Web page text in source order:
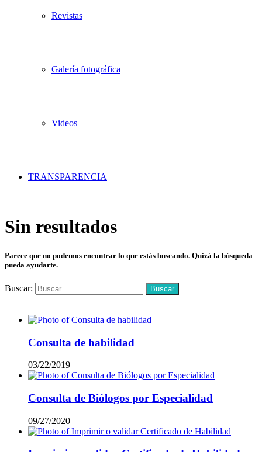
Revistas
Galería fotográfica
Videos
TRANSPARENCIA
Sin resultados
Parece que no podemos encontrar lo que estás buscando. Quizá la búsqueda
pueda ayudarte.
Buscar:
Consulta de habilidad
03/22/2019
Consulta de Biólogos por Especialidad
09/27/2020